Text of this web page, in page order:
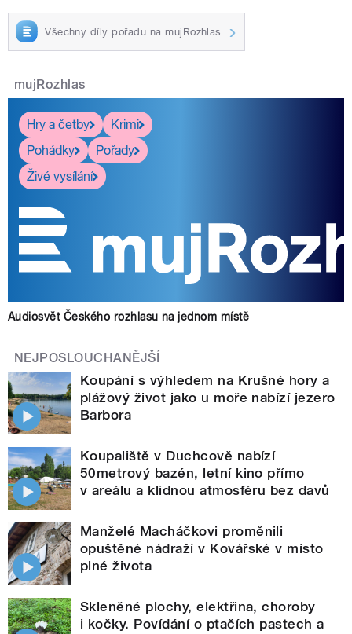
Všechny díly pořadu na mujRozhlas
mujRozhlas
Hry a četby
Krimi
Pohádky
Pořady
Živé vysílání
Audiosvět Českého rozhlasu na jednom místě
NEJPOSLOUCHANĚJŠÍ
Koupání s výhledem na Krušné hory a
plážový život jako u moře nabízí jezero
Barbora
Koupaliště v Duchcově nabízí
50metrový bazén, letní kino přímo
v areálu a klidnou atmosféru bez davů
Manželé Macháčkovi proměnili
opuštěné nádraží v Kovářské v místo
plné života
Skleněné plochy, elektřina, choroby
i kočky. Povídání o ptačích pastech a